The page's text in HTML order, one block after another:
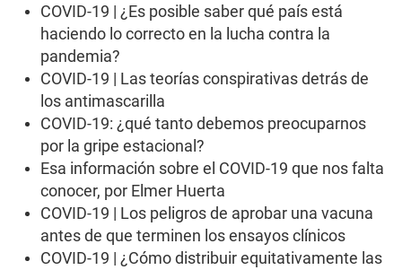
COVID-19 | ¿Es posible saber qué país está
haciendo lo correcto en la lucha contra la
pandemia?
COVID-19 | Las teorías conspirativas detrás de
los antimascarilla
COVID-19: ¿qué tanto debemos preocuparnos
por la gripe estacional?
Esa información sobre el COVID-19 que nos falta
conocer, por Elmer Huerta
COVID-19 | Los peligros de aprobar una vacuna
antes de que terminen los ensayos clínicos
COVID-19 | ¿Cómo distribuir equitativamente las